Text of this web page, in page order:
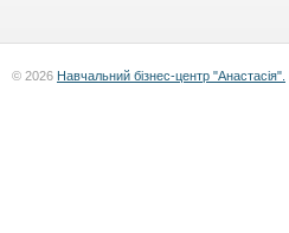
© 2026 Навчальний бізнес-центр "Анастасія".